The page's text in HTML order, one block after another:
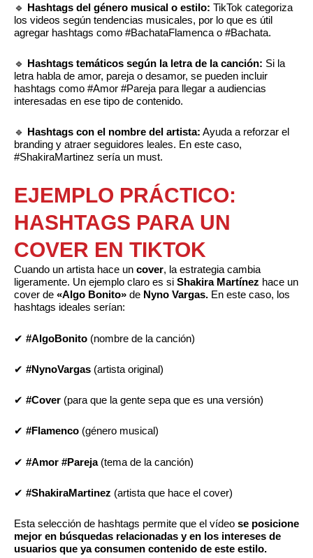
🔹 Hashtags del género musical o estilo: TikTok categoriza
los videos según tendencias musicales, por lo que es útil
agregar hashtags como #BachataFlamenca o #Bachata.
🔹 Hashtags temáticos según la letra de la canción: Si la
letra habla de amor, pareja o desamor, se pueden incluir
hashtags como #Amor #Pareja para llegar a audiencias
interesadas en ese tipo de contenido.
🔹 Hashtags con el nombre del artista: Ayuda a reforzar el
branding y atraer seguidores leales. En este caso,
#ShakiraMartinez sería un must.
EJEMPLO PRÁCTICO:
HASHTAGS PARA UN
COVER EN TIKTOK
Cuando un artista hace un cover, la estrategia cambia
ligeramente. Un ejemplo claro es si Shakira Martínez hace un
cover de «Algo Bonito» de Nyno Vargas. En este caso, los
hashtags ideales serían:
✔ #AlgoBonito (nombre de la canción)
✔ #NynoVargas (artista original)
✔ #Cover (para que la gente sepa que es una versión)
✔ #Flamenco (género musical)
✔ #Amor #Pareja(tema de la canción)
✔ #ShakiraMartinez (artista que hace el cover)
Esta selección de hashtags permite que el vídeo se posicione
mejor en búsquedas relacionadas y en los intereses de
usuarios que ya consumen contenido de este estilo.